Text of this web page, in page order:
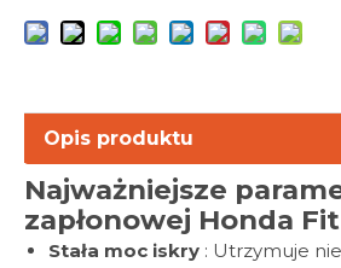
Opis produktu
Najważniejsze
zapłonowej Honda
Stała moc iskry : Utrzymuje